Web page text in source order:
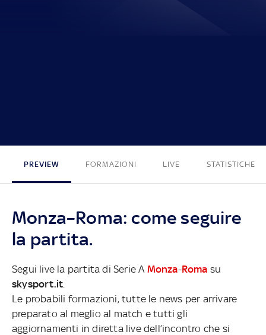
PREVIEW FORMAZIONI LIVE STATISTICHE
Monza–Roma: come seguire
la partita.
Segui live la partita di Serie A Monza-Roma su
skysport.it
Le probabili formazioni, tutte le news per arrivare
preparato al meglio al match e tutti gli
aggiornamenti in diretta live dell’incontro che si